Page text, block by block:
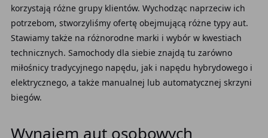
korzystają różne grupy klientów. Wychodząc naprzeciw ich
potrzebom, stworzyliśmy ofertę obejmującą różne typy aut.
Stawiamy także na różnorodne marki i wybór w kwestiach
technicznych. Samochody dla siebie znajdą tu zarówno
miłośnicy tradycyjnego napędu, jak i napędu hybrydowego i
elektrycznego, a także manualnej lub automatycznej skrzyni
biegów.
Wynajem aut osobowych